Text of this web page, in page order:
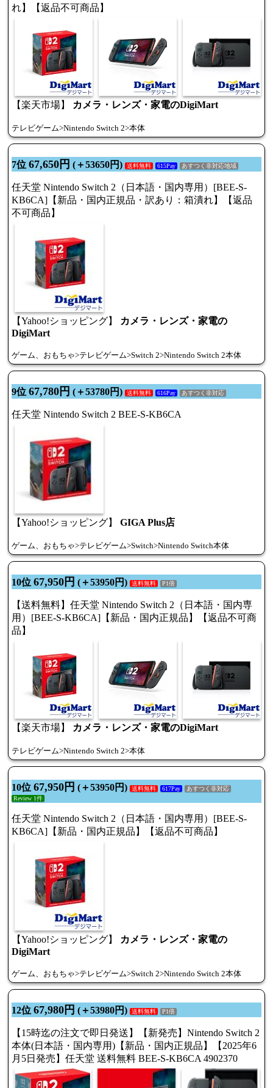
れ】【返品不可商品】
【楽天市場】 カメラ・レンズ・家電のDigiMart
テレビゲーム>Nintendo Switch 2>本体
7位 67,650円 (＋53650円) 送料無料 615Pay あすつく非対応地域
任天堂 Nintendo Switch 2（日本語・国内専用）[BEE-S-
KB6CA]【新品・国内正規品・訳あり：箱潰れ】【返品
不可商品】
【Yahoo!ショッピング】
カメラ・レンズ・家電の
DigiMart
ゲーム、おもちゃ>テレビゲーム>Switch 2>Nintendo Switch 2本体
9位 67,780円 (＋53780円) 送料無料 616Pay あすつく非対応
任天堂 Nintendo Switch 2 BEE-S-KB6CA
【Yahoo!ショッピング】 GIGA Plus店
ゲーム、おもちゃ>テレビゲーム>Switch>Nintendo Switch本体
10位 67,950円 (＋53950円) 送料無料 P1倍
【送料無料】任天堂 Nintendo Switch 2（日本語・国内専
用）[BEE-S-KB6CA]【新品・国内正規品】【返品不可商
品】
【楽天市場】 カメラ・レンズ・家電のDigiMart
テレビゲーム>Nintendo Switch 2>本体
10位 67,950円 (＋53950円) 送料無料 617Pay
あすつく非対応
Review 1件
任天堂 Nintendo Switch 2（日本語・国内専用）[BEE-S-
KB6CA]【新品・国内正規品】【返品不可商品】
【Yahoo!ショッピング】
カメラ・レンズ・家電の
DigiMart
ゲーム、おもちゃ>テレビゲーム>Switch 2>Nintendo Switch 2本体
12位 67,980円 (＋53980円) 送料無料 P1倍
【15時迄の注文で即日発送】【新発売】Nintendo Switch 2
本体(日本語・国内専用)【新品・国内正規品】【2025年6
月5日発売】任天堂 送料無料 BEE-S-KB6CA 4902370